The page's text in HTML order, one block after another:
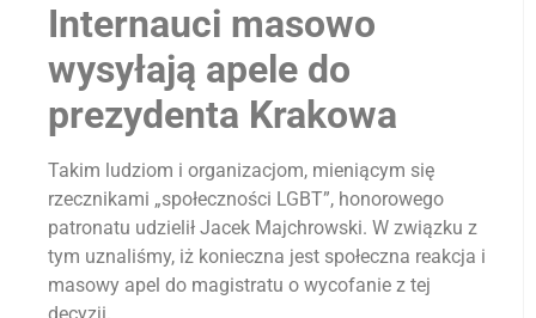
Internauci masowo
wysyłają apele do
prezydenta Krakowa
Takim ludziom i organizacjom, mieniącym się
rzecznikami „społeczności LGBT”, honorowego
patronatu udzielił Jacek Majchrowski. W związku z
tym uznaliśmy, iż konieczna jest społeczna reakcja i
masowy apel do magistratu o wycofanie z tej